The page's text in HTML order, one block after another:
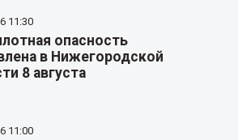
11:30
опасность
в Нижегородской
8 августа
11:00